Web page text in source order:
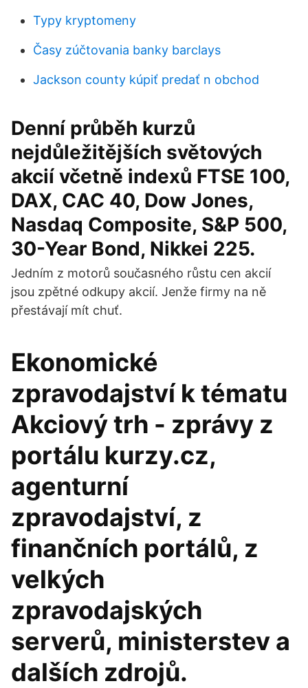
Typy kryptomeny
Časy zúčtovania banky barclays
Jackson county kúpiť predať n obchod
Denní průběh kurzů
nejdůležitějších světových
akcií včetně indexů FTSE 100,
DAX, CAC 40, Dow Jones,
Nasdaq Composite, S&P 500,
30-Year Bond, Nikkei 225.
Jedním z motorů současného růstu cen akcií
jsou zpětné odkupy akcií. Jenže firmy na ně
přestávají mít chuť.
Ekonomické
zpravodajství k tématu
Akciový trh - zprávy z
portálu kurzy.cz,
agenturní
zpravodajství, z
finančních portálů, z
velkých
zpravodajských
serverů, ministerstev a
dalších zdrojů.